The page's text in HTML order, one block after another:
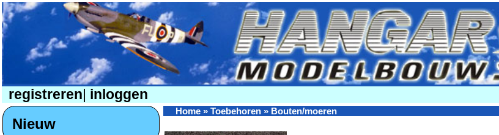
registreren inloggen
Nieuw
Home » Toebehoren » Bouten/moeren